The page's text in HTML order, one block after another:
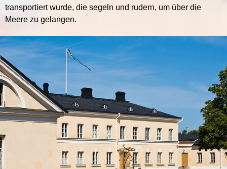
transportiert wurde, die segeln und rudern, um über die
Meere zu gelangen.